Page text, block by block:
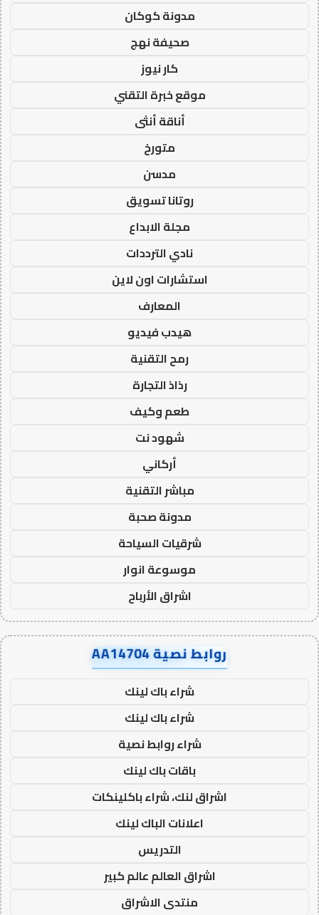
مدونة كوكان
صحيفة نهج
كار نيوز
موقع خبرة التقني
أناقة أنثى
متورخ
مدسن
روتانا تسويق
مجلة الابداع
نادي الترددات
استشارات اون لاين
المعارف
هيدب فيديو
رمح التقنية
رذاذ التجارة
طعم وكيف
شهود نت
أركاني
مباشر التقنية
مدونة صحبة
شرقيات السياحة
موسوعة انوار
اشراق الأرباح
روابط نصية AA14704
شراء باك لينك
شراء باك لينك
شراء روابط نصية
باقات باك لينك
اشراق لنك، شراء باكلينكات
اعلانات الباك لينك
التدريس
اشراق العالم عالم كبير
منتدى الاشراق